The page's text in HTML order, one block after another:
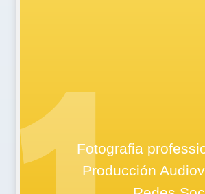
Fotografia
Producción